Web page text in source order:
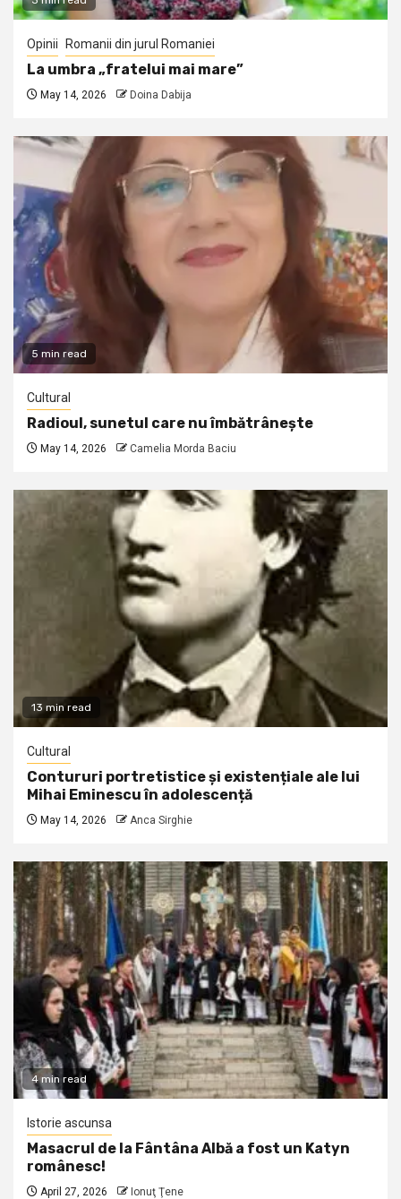
Opinii Romanii din jurul Romaniei
La umbra „fratelui mai mare”
May 14, 2026 Doina Dabija
5 min read
Cultural
Radioul, sunetul care nu îmbătrânește
May 14, 2026 Camelia Morda Baciu
13 min read
Cultural
Contururi portretistice și existențiale ale lui
Mihai Eminescu în adolescență
May 14, 2026 Anca Sirghie
4 min read
Istorie ascunsa
Masacrul de la Fântâna Albă a fost un Katyn
românesc!
April 27, 2026 Ionuţ Ţene